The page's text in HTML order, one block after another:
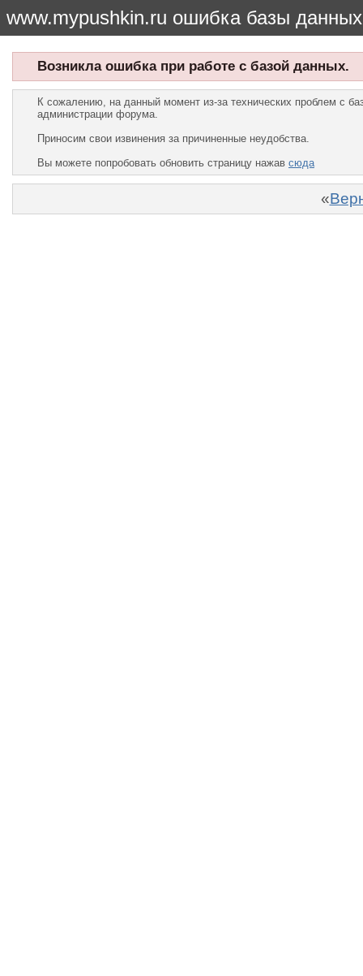
www.mypushkin.ru ошибка базы данных
Возникла ошибка при работе с базой данных.
К сожалению, на данный момент из-за технических проблем с
администрации форума.
Приносим свои извинения за причиненные неудобства.
Вы можете попробовать обновить страницу нажав сюда
«